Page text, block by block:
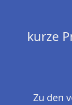
kurze
Zu den